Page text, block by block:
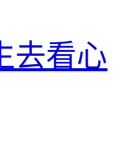
去看心